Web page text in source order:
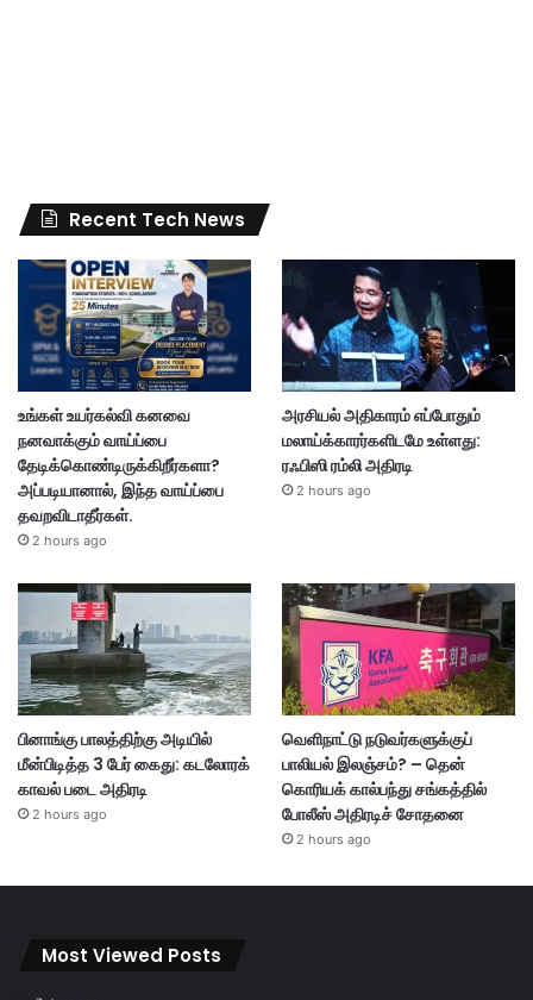
Recent Tech News
உங்கள் உயர்கல்வி கனவை
நனவாக்கும் வாய்ப்பை
தேடிக்கொண்டிருக்கிறீர்களா?
அப்படியானால், இந்த வாய்ப்பை
தவறவிடாதீர்கள்.
2 hours ago
அரசியல் அதிகாரம் எப்போதும்
மலாய்க்காரர்களிடமே உள்ளது:
ரஃபிஸி ரம்லி அதிரடி
2 hours ago
பினாங்கு பாலத்திற்கு அடியில்
மீன்பிடித்த 3 பேர் கைது: கடலோரக்
காவல் படை அதிரடி
2 hours ago
வெளிநாட்டு நடுவர்களுக்குப்
பாலியல் இலஞ்சம்? – தென்
கொரியக் கால்பந்து சங்கத்தில்
போலீஸ் அதிரடிச் சோதனை
2 hours ago
Most Viewed Posts